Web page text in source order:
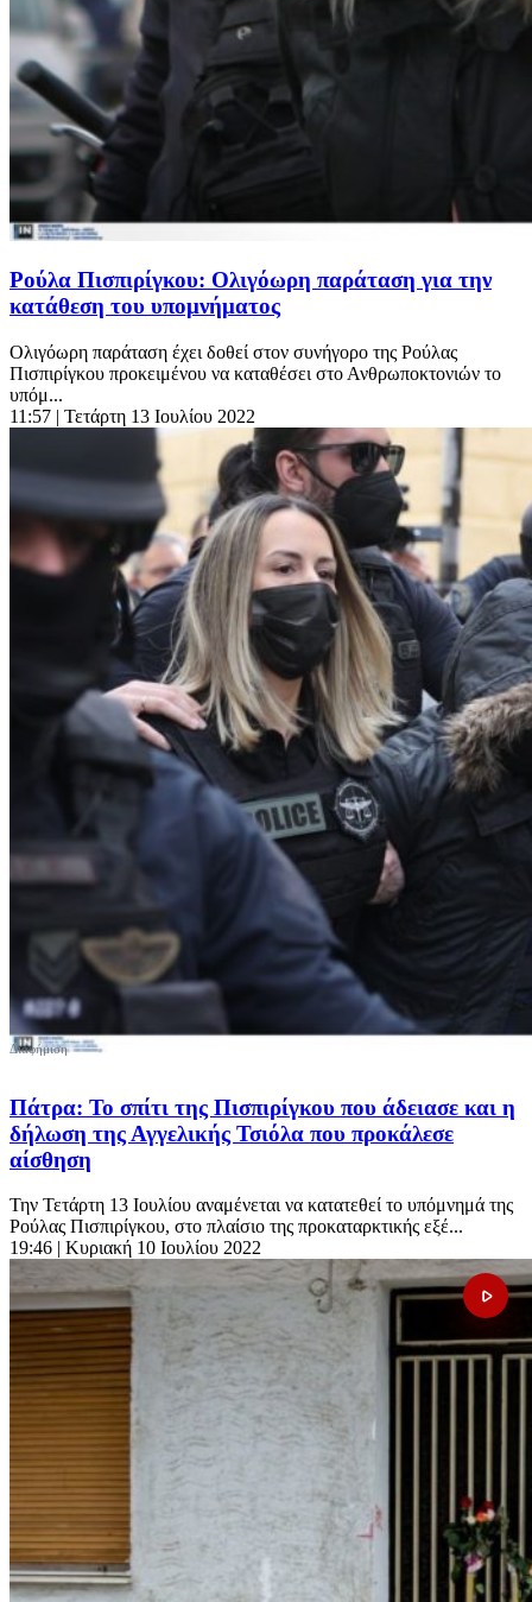
Ρούλα Πισπιρίγκου: Ολιγόωρη παράταση για την
κατάθεση του υπομνήματος
Ολιγόωρη παράταση έχει δοθεί στον συνήγορο της Ρούλας
Πισπιρίγκου προκειμένου να καταθέσει στο Ανθρωποκτονιών το
υπόμ...
11:57 | Τετάρτη 13 Ιουλίου 2022
Πάτρα: Το σπίτι της Πισπιρίγκου που άδειασε και η
δήλωση της Αγγελικής Τσιόλα που προκάλεσε
αίσθηση
Την Τετάρτη 13 Ιουλίου αναμένεται να κατατεθεί το υπόμνημά της
Ρούλας Πισπιρίγκου, στο πλαίσιο της προκαταρκτικής εξέ...
19:46 | Κυριακή 10 Ιουλίου 2022